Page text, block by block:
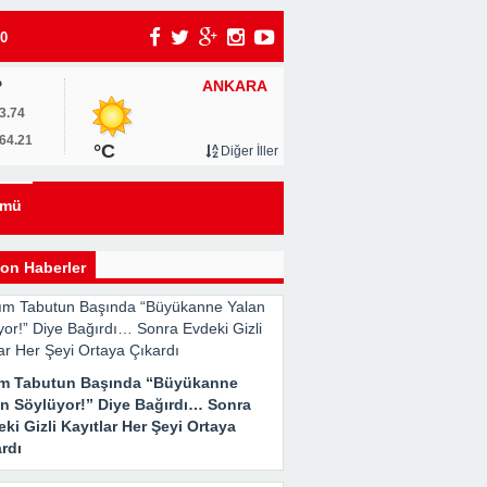
ANKARA
°C Diğer İller
Haberler
Tabutun Başında “Büyükanne
Söylüyor!” Diye Bağırdı… Sonra
Gizli Kayıtlar Her Şeyi Ortaya